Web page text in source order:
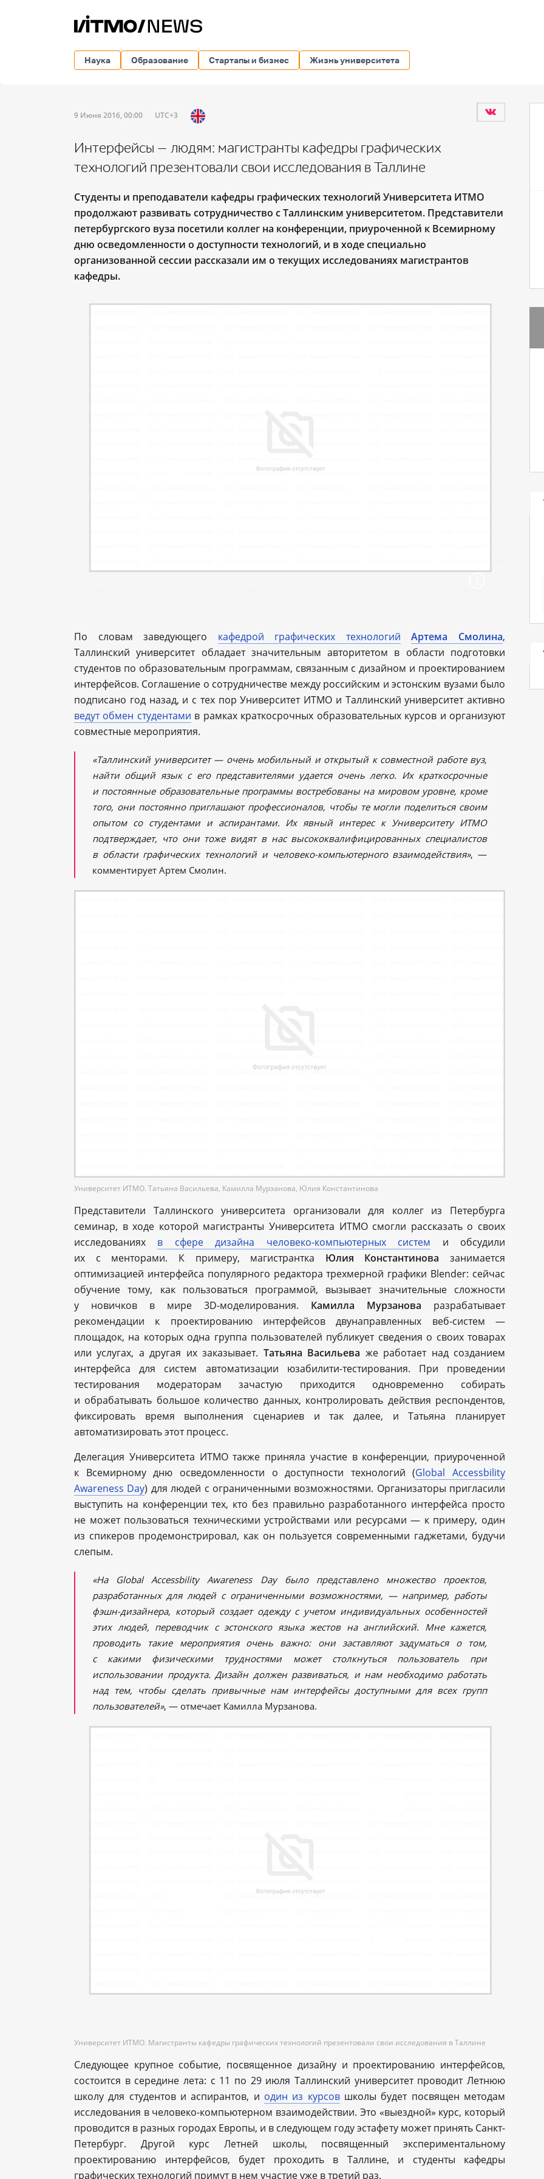
Наука Образование Стартапы и бизнес Жизнь университета
9 Июня 2016, 00:00 UTC+3
Интерфейсы — людям: магистранты кафедры графических
технологий презентовали свои исследования в Таллине
Студенты и преподаватели кафедры графических технологий Университета ИТМО
продолжают развивать сотрудничество с Таллинским университетом. Представители
петербургского вуза посетили коллег на конференции, приуроченной к Всемирному
дню осведомленности о доступности технологий, и в ходе специально
организованной сессии рассказали им о текущих исследованиях магистрантов
кафедры.
По словам заведующего кафедрой графических технологий Артема Смолина,
Таллинский университет обладает значительным авторитетом в области подготовки
студентов по образовательным программам, связанным с дизайном и проектированием
интерфейсов. Соглашение о сотрудничестве между российским и эстонским вузами было
подписано год назад, и с тех пор Университет ИТМО и Таллинский университет активно
ведут обмен студентами в рамках краткосрочных образовательных курсов и организуют
совместные мероприятия.
«Таллинский университет — очень мобильный и открытый к совместной работе вуз,
найти общий язык с его представителями удается очень легко. Их краткосрочные
и постоянные образовательные программы востребованы на мировом уровне, кроме
того, они постоянно приглашают профессионалов, чтобы те могли поделиться своим
опытом со студентами и аспирантами. Их явный интерес к Университету ИТМО
подтверждает, что они тоже видят в нас высококвалифицированных специалистов
в области графических технологий и человеко-компьютерного взаимодействия», —
комментирует Артем Смолин.
Университет ИТМО. Татьяна Васильева, Камилла Мурзанова, Юлия Константинова
Представители Таллинского университета организовали для коллег из Петербурга
семинар, в ходе которой магистранты Университета ИТМО смогли рассказать о своих
исследованиях в сфере дизайна человеко-компьютерных систем и обсудили
их с менторами. К примеру, магистрантка Юлия Константинова занимается
оптимизацией интерфейса популярного редактора трехмерной графики Blender: сейчас
обучение тому, как пользоваться программой, вызывает значительные сложности
у новичков в мире 3D-моделирования. Камилла Мурзанова разрабатывает
рекомендации к проектированию интерфейсов двунаправленных веб-систем —
площадок, на которых одна группа пользователей публикует сведения о своих товарах
или услугах, а другая их заказывает. Татьяна Васильева же работает над созданием
интерфейса для систем автоматизации юзабилити-тестирования. При проведении
тестирования модераторам зачастую приходится одновременно собирать
и обрабатывать большое количество данных, контролировать действия респондентов,
фиксировать время выполнения сценариев и так далее, и Татьяна планирует
автоматизировать этот процесс.
Делегация Университета ИТМО также приняла участие в конференции, приуроченной
к Всемирному дню осведомленности о доступности технологий (Global Accessbility
Awareness Day) для людей с ограниченными возможностями. Организаторы пригласили
выступить на конференции тех, кто без правильно разработанного интерфейса просто
не может пользоваться техническими устройствами или ресурсами — к примеру, один
из спикеров продемонстрировал, как он пользуется современными гаджетами, будучи
слепым.
«На Global Accessbility Awareness Day было представлено множество проектов,
разработанных для людей с ограниченными возможностями, — например, работы
фэшн-дизайнера, который создает одежду с учетом индивидуальных особенностей
этих людей, переводчик с эстонского языка жестов на английский. Мне кажется,
проводить такие мероприятия очень важно: они заставляют задуматься о том,
с какими физическими трудностями может столкнуться пользователь при
использовании продукта. Дизайн должен развиваться, и нам необходимо работать
над тем, чтобы сделать привычные нам интерфейсы доступными для всех групп
пользователей», — отмечает Камилла Мурзанова.
Университет ИТМО. Магистранты кафедры графических технологий презентовали свои исследования в Таллине
Следующее крупное событие, посвященное дизайну и проектированию интерфейсов,
состоится в середине лета: с 11 по 29 июля Таллинский университет проводит Летнюю
школу для студентов и аспирантов, и один из курсовшколы будет посвящен методам
исследования в человеко-компьютерном взаимодействии. Это «выездной» курс, который
проводится в разных городах Европы, и в следующем году эстафету может принять Санкт-
Петербург. Другой курс Летней школы, посвященный экспериментальному
проектированию интерфейсов, будет проходить в Таллине, и студенты кафедры
графических технологий примут в нем участие уже в третий раз.